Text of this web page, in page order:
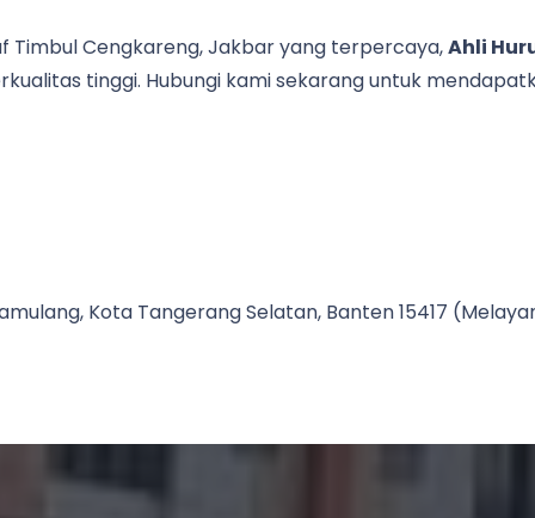
Timbul Cengkareng, Jakbar yang terpercaya,Ahli
tinggi. Hubungi kami sekarang untuk
Kota Tangerang Selatan, Banten 15417